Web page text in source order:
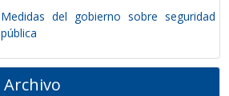
Medidas del gobierno sobre seguridad
pública
Archivo